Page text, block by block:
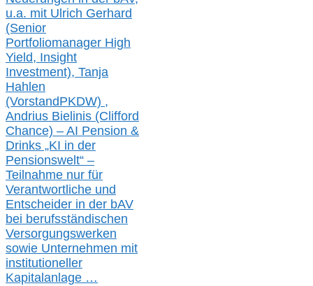
u.a. mit Ulrich Gerhard
(Senior
Portfoliomanager High
Yield, Insight
Investment), Tanja
Hahlen
(VorstandPKDW) ,
Andrius Bielinis (Clifford
Chance) – AI Pension &
Drinks „KI in der
Pensionswelt“ –
Teilnahme nur für
Verantwortliche und
Entscheider in der bAV
bei berufsständischen
Versorgungswerken
sowie Unternehmen mit
institutioneller
Kapitalanlage …